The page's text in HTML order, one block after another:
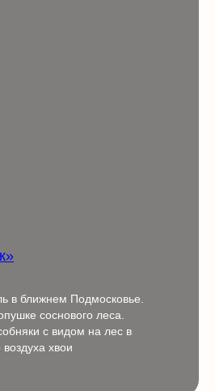
в ближнем Подмосковье.
соснового леса.
с видом на лес в
хвои